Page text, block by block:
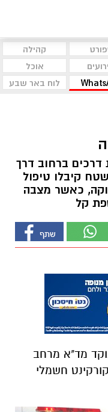
קהילה
אוכל
לוח באר שבע
ברחוב דרך
קיבלו טיפול
כאשר מצבה
קל
מד"א מרחב
חשמלי